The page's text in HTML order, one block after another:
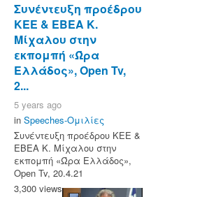
Συνέντευξη προέδρου
ΚΕΕ & ΕΒΕΑ Κ.
Μίχαλου στην
εκπομπή «Ώρα
Ελλάδος», Open Tv,
2...
5 years ago
in Speeches-Ομιλίες
Συνέντευξη προέδρου ΚΕΕ &
ΕΒΕΑ Κ. Μίχαλου στην
εκπομπή «Ώρα Ελλάδος»,
Open Tv, 20.4.21
3,300 views